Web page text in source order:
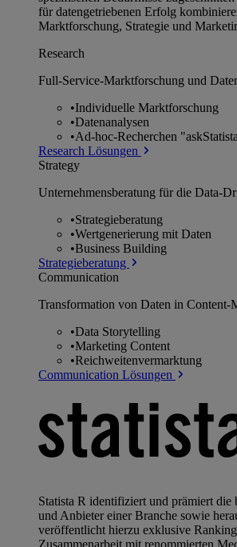
für datengetriebenen Erfolg
Marktforschung, Strategie und
Research
Full-Service-Marktforschung und
•Individuelle Marktforschung
•Datenanalysen
•Ad-hoc-Recherchen
Research Lösungen
Strategy
Unternehmens­beratung für die Data-
•Strategieberatung
•Wertgenerierung mit Daten
•Business Building
Strategieberatung
Communication
Transformation von Daten in Content-
•Data Storytelling
•Marketing Content
•Reichweitenvermarktung
Communication Lösungen
Statista R identifiziert und prämiert die
und Anbieter einer Branche sowie
veröffentlicht hierzu exklusive
Zusammenarbeit mit renommierten